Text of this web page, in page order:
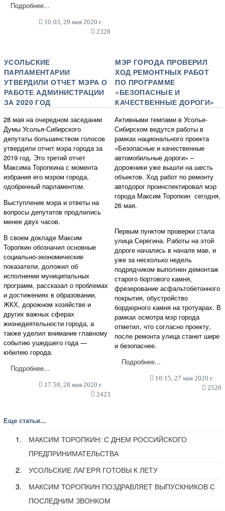
Подробнее...
10:03, 29 мая 2020 г.
2328
УСОЛЬСКИЕ
ПАРЛАМЕНТАРИИ
УТВЕРДИЛИ ОТЧЕТ МЭРА О
РАБОТЕ АДМИНИСТРАЦИИ
ЗА 2020 ГОД
28 мая на очередном заседании
Думы Усолья-Сибирского
депутаты большинством голосов
утвердили отчет мэра города за
2019 год. Это третий отчет
Максима Торопкина с момента
избрания его мэром города,
одобренный парламентом.
Выступление мэра и ответы на
вопросы депутатов продлились
менее двух часов.
В своем докладе Максим
Торопкин обозначил основные
социально-экономические
показатели, доложил об
исполнении муниципальных
программ, рассказал о проблемах
и достижениях в образовании,
ЖКХ, дорожном хозяйстве и
других важных сферах
жизнедеятельности города, а
также уделил внимание главному
событию ушедшего года —
юбилею города.
Подробнее...
17:59, 28 мая 2020 г.
2423
МЭР ГОРОДА ПРОВЕРИЛ
ХОД РЕМОНТНЫХ РАБОТ
ПО ПРОГРАММЕ
«БЕЗОПАСНЫЕ И
КАЧЕСТВЕННЫЕ ДОРОГИ»
Активными темпами в Усолье-
Сибирском ведутся работы в
рамках национального проекта
«Безопасные и качественные
автомобильные дороги» –
дорожники уже вышли на шесть
объектов. Ход работ по ремонту
автодорог проинспектировал мэр
города Максим Торопкин сегодня,
26 мая.
Первым пунктом проверки стала
улица Серегина. Работы на этой
дороге начались в начале мае, и
уже за несколько недель
подрядчиком выполнен демонтаж
старого бортового камня,
фрезерование асфальтобетонного
покрытия, обустройство
бордюрного камня на тротуарах. В
рамках осмотра мэр города
отметил, что согласно проекту,
после ремонта улица станет шире
и безопаснее.
Подробнее...
10:15, 27 мая 2020 г.
2520
Еще статьи...
МАКСИМ ТОРОПКИН: С ДНЕМ РОССИЙСКОГО
ПРЕДПРИНИМАТЕЛЬСТВА
УСОЛЬСКИЕ ЛАГЕРЯ ГОТОВЫ К ЛЕТУ
МАКСИМ ТОРОПКИН ПОЗДРАВЛЯЕТ ВЫПУСКНИКОВ С
ПОСЛЕДНИМ ЗВОНКОМ